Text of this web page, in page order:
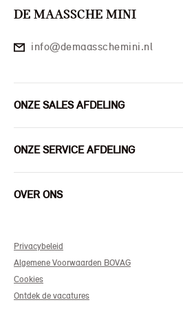
DE MAASSCHE MINI
info@demaasschemini.nl
ONZE SALES AFDELING
ONZE SERVICE AFDELING
OVER ONS
Privacybeleid
Algemene Voorwaarden BOVAG
Cookies
Ontdek de vacatures